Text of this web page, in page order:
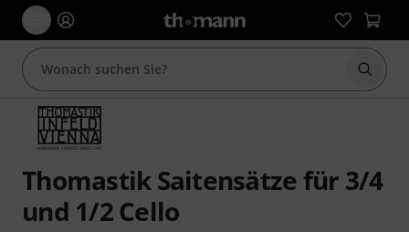
Suche
Thomastik Saitensätze für 3/4
und 1/2 Cello